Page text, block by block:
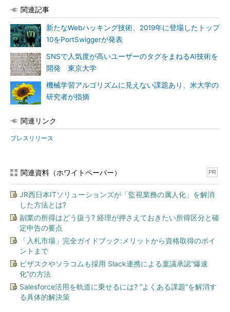
関連記事
新たなWebハッキング技術、2019年に登場したトップ
10をPortSwiggerが発表
SNSで人気度が高いユーザーのタグをまねるAI技術を
開発 東京大学
機械学習アルゴリズムに見えない課題あり、米大学の
研究者が指摘
関連リンク
プレスリリース
関連資料（ホワイトペーパー） PR
JR西日本ITソリューションズが「監視業務の属人化」を解消
した方法とは?
副業の所得はどう扱う? 経理が押さえておきたい所得区分と確
定申告の要点
「入札市場」完全ガイドブック:メリットから資格取得のポイ
ントまで
ビザスクやソラコムも採用 Slack連携による稟議承認“爆速
化”の方法
Salesforce活用を軌道に乗せるには? “よくある課題”を解消す
る具体的解決策